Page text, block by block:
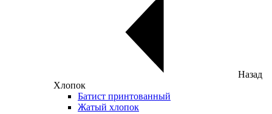
Назад
Хлопок
Батист принтованный
Жатый хлопок